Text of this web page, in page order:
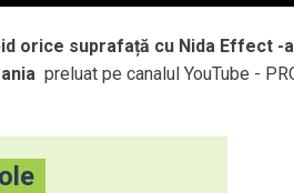
orice suprafață cu Nida Effect -
preluat pe canalul YouTube -